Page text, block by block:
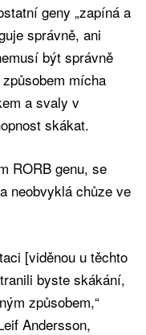
geny „zapíná a
správně, ani
být správně
mícha
a svaly v
skákat.
RORB genu, se
neobvyklá chůze ve
[viděnou u těchto
byste skákání,
způsobem,“
Andersson,